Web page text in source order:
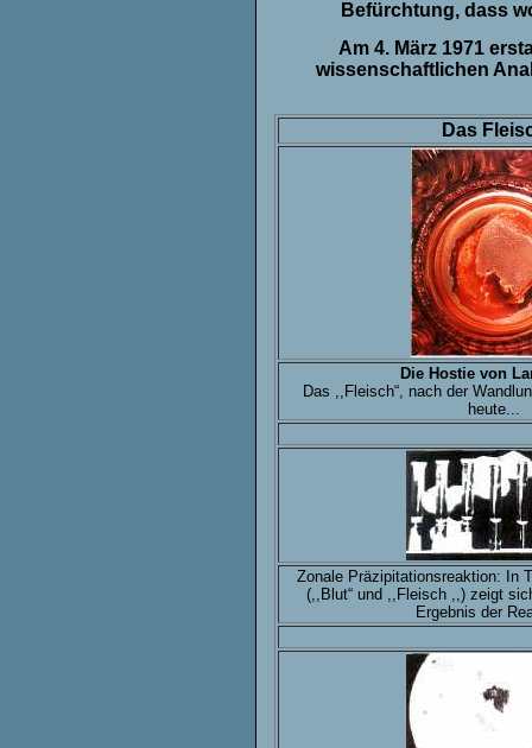
Befürchtung, dass
Am 4. März 1971
wissenschaftlichen
Das
Die Hostie von
Das ,,Fleisch“, nach der
heute...
Zonale Präzipitationsreaktion: In
(,,Blut“ und ,,Fleisch ,,) zeigt
Ergebnis der